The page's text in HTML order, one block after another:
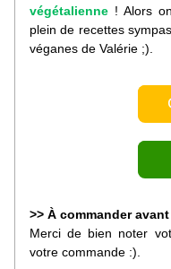
végétalienne ! Alors
plein de recettes
véganes de Valérie ;).
>> À commander
Merci de bien noter
votre commande :).